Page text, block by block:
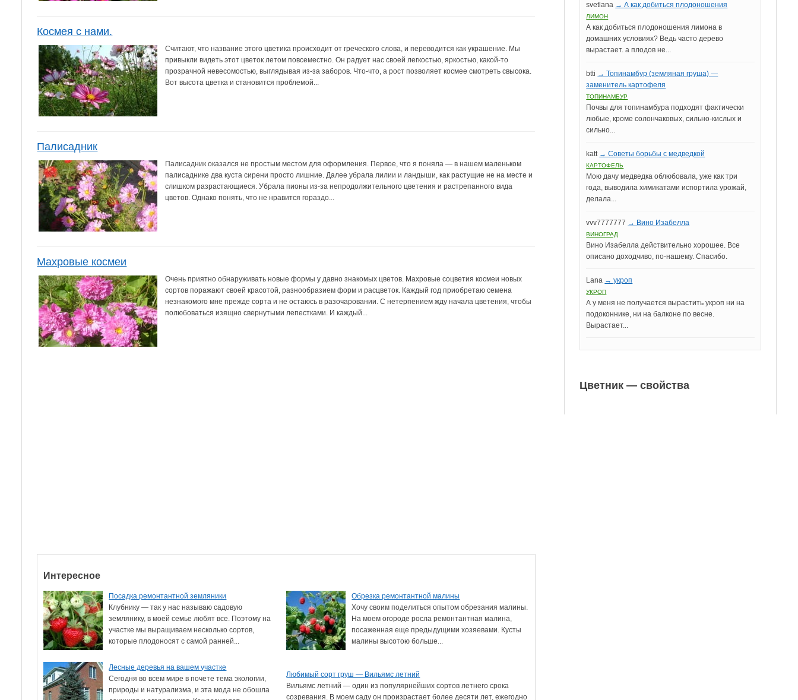
Космея с нами.
Считают, что название этого цветика происходит от греческого слова, и переводится как украшение. Мы
привыкли видеть этот цветок летом повсеместно. Он радует нас своей легкостью, яркостью, какой-то
прозрачной невесомостью, выглядывая из-за заборов. Что-что, а рост позволяет космее смотреть свысока.
Вот высота цветка и становится проблемой...
Палисадник
Палисадник оказался не простым местом для оформления. Первое, что я поняла — в нашем маленьком
палисаднике два куста сирени просто лишние. Далее убрала лилии и ландыши, как растущие не на месте и
слишком разрастающиеся. Убрала пионы из-за непродолжительного цветения и растрепанного вида
цветов. Однако понять, что не нравится гораздо...
Махровые космеи
Очень приятно обнаруживать новые формы у давно знакомых цветов. Махровые соцветия космеи новых
сортов поражают своей красотой, разнообразием форм и расцветок. Каждый год приобретаю семена
незнакомого мне прежде сорта и не остаюсь в разочаровании. С нетерпением жду начала цветения, чтобы
полюбоваться изящно свернутыми лепестками. И каждый...
Интересное
Посадка ремонтантной земляники
Клубнику — так у нас называю садовую
землянику, в моей семье любят все. Поэтому на
участке мы выращиваем несколько сортов,
которые плодоносят с самой ранней...
Обрезка ремонтантной малины
Хочу своим поделиться опытом обрезания малины.
На моем огороде росла ремонтантная малина,
посаженная еще предыдущими хозяевами. Кусты
малины высотою больше...
Лесные деревья на вашем участке
Сегодня во всем мире в почете тема экологии,
природы и натурализма, и эта мода не обошла
Любимый сорт груш — Вильямс летний
Вильямс летний — один из популярнейших сортов летнего срока
созревания. В моем саду он произрастает более десяти лет, ежегодно
svetlana → А как добиться плодоношения
ЛИМОН
А как добиться плодоношения лимона в
домашних условиях? Ведь часто дерево
вырастает. а плодов не...
btti → Топинамбур (земляная груша) —
заменитель картофеля
ТОПИНАМБУР
Почвы для топинамбура подходят фактически
любые, кроме солончаковых, сильно-кислых и
сильно...
katt → Советы борьбы с медведкой
КАРТОФЕЛЬ
Мою дачу медведка облюбовала, уже как три
года, выводила химикатами испортила урожай,
делала...
vvv7777777 → Вино Изабелла
ВИНОГРАД
Вино Изабелла действительно хорошее. Все
описано доходчиво, по-нашему. Спасибо.
Lana → укроп
УКРОП
А у меня не получается вырастить укроп ни на
подоконнике, ни на балконе по весне.
Вырастает...
Цветник — свойства